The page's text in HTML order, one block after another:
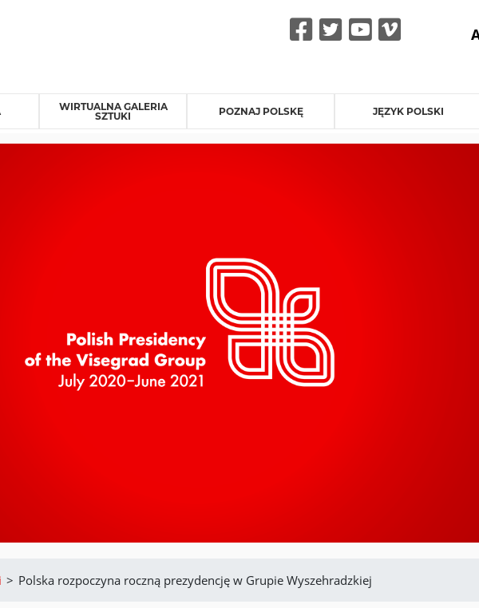
WIRTUALNA GALERIA
SZTUKI
POZNAJ POLSKĘ JĘZYK POLSKI
> Polska rozpoczyna roczną prezydencję w Grupie Wyszehradzkiej